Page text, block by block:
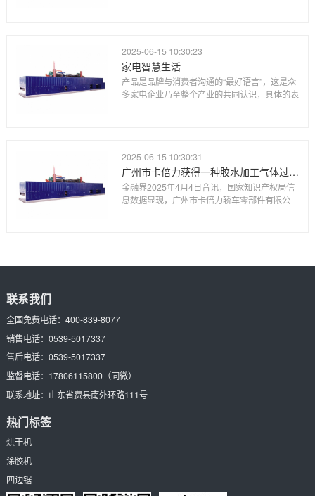
2025-06-15 10:30:23
家电智慧生活
产品是品牌与消费者沟通的“最好语言”，这是众
多家电企业乃至整个产业的共同认识，具体的表
2025-06-15 10:30:31
广州市卡倍力获得一种胶水加工气体过滤设备专利
金融界2025年4月4日音讯，国家知识产权局信
息数据显现，广州市卡倍力轿车零部件有限公
联系我们
全国免费电话： 400-839-8077
销售电话： 0539-5017337
售后电话： 0539-5017337
监督电话： 17806115800（同微）
联系地址： 山东省费县南外环路111号
热门标签
烘干机
涂胶机
四边锯